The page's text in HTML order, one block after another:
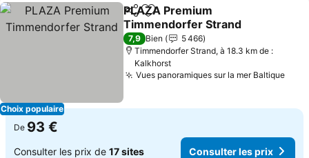
Choix populaire
PartagerAjouter à mes favoris
PLAZA Premium
Timmendorfer Strand
Consulter les prix
7,9 Bien
5 466
Timmendorfer Strand, à 18.3 km de :
Kalkhorst
Vues panoramiques sur la mer Baltique
De 93 €
Consulter les prix de 17 sites Consulter les prix